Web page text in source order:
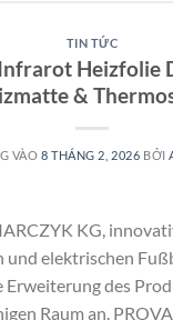
TIN TỨC
Heizfolie
&
VÀO 8 THÁNG 2, 2026 BỞI
KG,
elektrischen
des
Raum an.